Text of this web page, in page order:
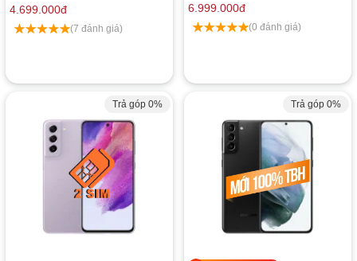
4.699.000đ
(7 đánh giá)
6.999.000đ
(0 đánh giá)
Trả góp 0% Trả góp 0%